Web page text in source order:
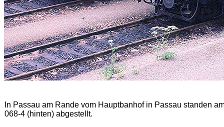
In Passau am Rande vom Hauptbanhof in Passau standen
068-4 (hinten) abgestellt.